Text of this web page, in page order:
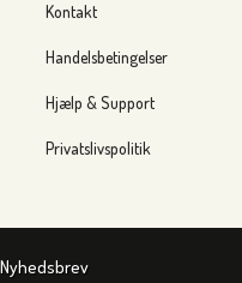
Kontakt
Handelsbetingelser
Hjælp & Support
Privatslivspolitik
Nyhedsbrev